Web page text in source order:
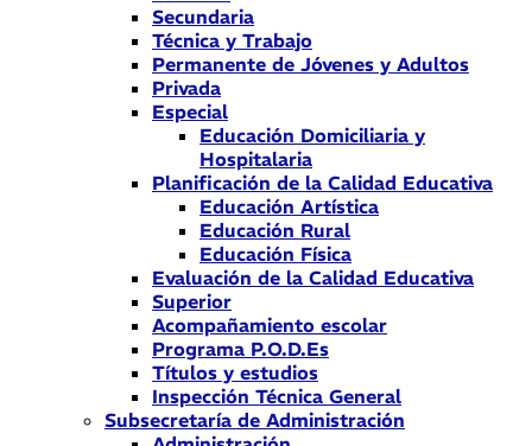
Secundaria
Técnica y Trabajo
Permanente de Jóvenes y Adultos
Privada
Especial
Educación Domiciliaria y
Hospitalaria
Planificación de la Calidad Educativa
Educación Artística
Educación Rural
Educación Física
Evaluación de la Calidad Educativa
Superior
Acompañamiento escolar
Programa P.O.D.Es
Títulos y estudios
Inspección Técnica General
Subsecretaría de Administración